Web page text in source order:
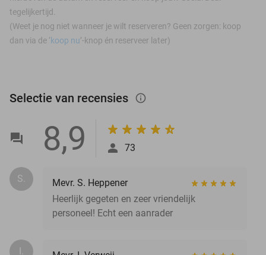
tegelijkertijd.
(Weet je nog niet wanneer je wilt reserveren? Geen zorgen: koop
dan via de ‘koop nu’-knop én reserveer later)
Selectie van recensies info_outlined
8,9 73
S.
Mevr. S. Heppener
Heerlijk gegeten en zeer vriendelijk
personeel! Echt een aanrader
I.